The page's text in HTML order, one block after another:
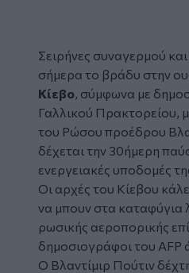
Σειρήνες συναγερμού
σήμερα το βράδυ στην
Κίεβο, σύμφωνα με
Γαλλικού Πρακτορείου,
του Ρώσου προέδρου
δέχεται την 30ήμερη
ενεργειακές υποδομές
Οι αρχές του Κίεβου
να μπουν στα καταφύγια
ρωσικής αεροπορικής
δημοσιογράφοι του AFP
Ο Βλαντίμιρ Πούτιν